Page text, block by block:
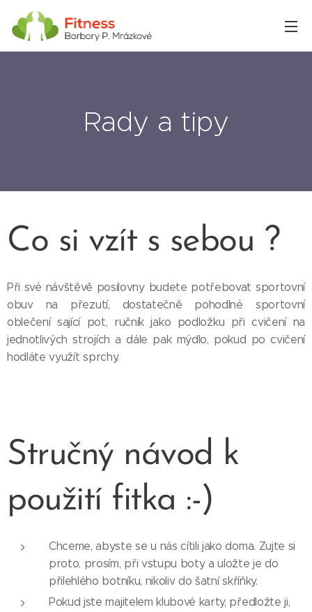
Rady a tipy
Co si vzít s sebou ?
Při své návštěvě posilovny budete potřebovat sportovní
obuv na přezutí, dostatečně pohodlné sportovní
oblečení sající pot, ručník jako podložku při cvičení na
jednotlivých strojích a dále pak mýdlo, pokud po cvičení
hodláte využít sprchy.
Stručný návod k
použití fitka :-)
Chceme, abyste se u nás cítili jako doma. Zujte si
proto, prosím, při vstupu boty a uložte je do
přilehlého botníku, nikoliv do šatní skříňky.
Pokud jste majitelem klubové karty, předložte ji,